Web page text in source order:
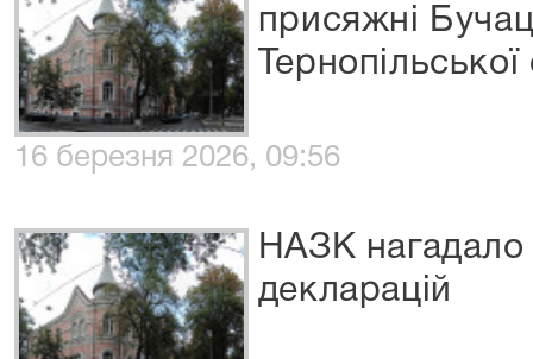
присяжні
Тернопільської
16 березня 2026, 09:56
НАЗК
декларацій